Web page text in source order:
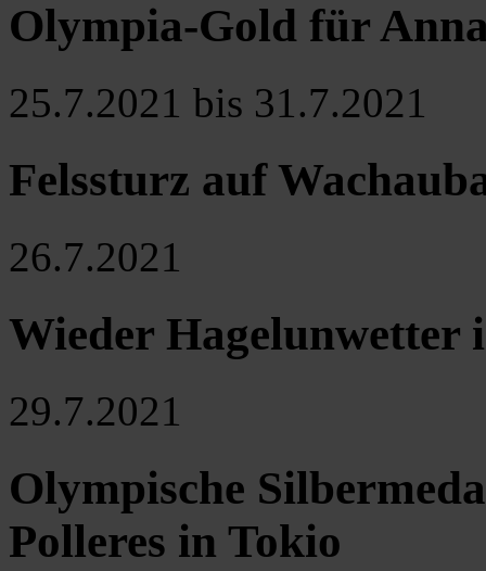
Olympia-Gold für
25.7.2021 bis 31.7.2021
Felssturz auf
26.7.2021
Wieder Hagelunwetter
29.7.2021
Olympische
Polleres in Tokio